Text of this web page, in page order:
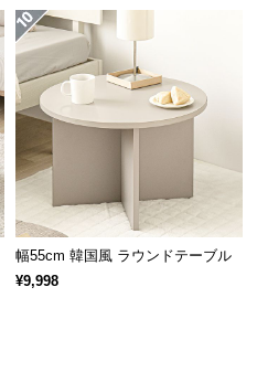
幅55cm 韓国風 ラウンドテーブル
¥9,998